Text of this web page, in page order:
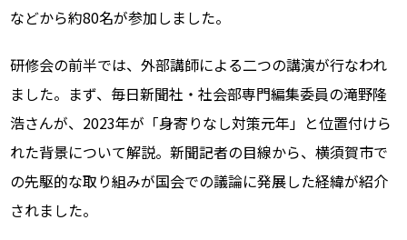
などから約80名が参加しました。
研修会の前半では、外部講師による二つの講演が行なわれ
ました。まず、毎日新聞社・社会部専門編集委員の滝野隆
浩さんが、2023年が「身寄りなし対策元年」と位置付けら
れた背景について解説。新聞記者の目線から、横須賀市で
の先駆的な取り組みが国会での議論に発展した経緯が紹介
されました。